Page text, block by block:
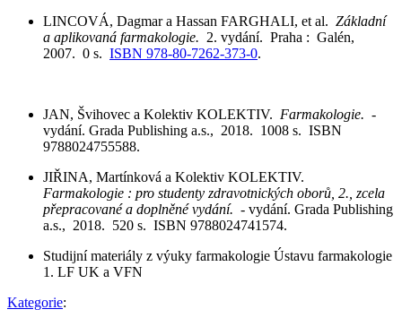
LINCOVÁ, Dagmar a Hassan FARGHALI, et al. Základní
a aplikovaná farmakologie. 2. vydání. Praha : Galén,
2007. 0 s. ISBN 978-80-7262-373-0.
JAN, Švihovec a Kolektiv KOLEKTIV. Farmakologie. -
vydání. Grada Publishing a.s., 2018. 1008 s. ISBN
9788024755588.
JIŘINA, Martínková a Kolektiv KOLEKTIV.
Farmakologie : pro studenty zdravotnických oborů, 2., zcela
přepracované a doplněné vydání. - vydání. Grada Publishing
a.s., 2018. 520 s. ISBN 9788024741574.
Studijní materiály z výuky farmakologie Ústavu farmakologie
1. LF UK a VFN
Kategorie: